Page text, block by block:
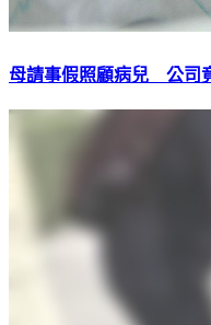
母請事假照顧病兒 公司